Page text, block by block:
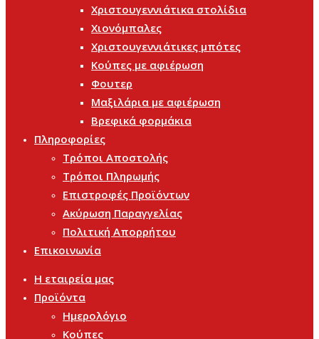
Χριστουγεννιάτικα στολίδια
Χιονόμπαλες
Χριστουγεννιάτικες μπότες
Κούπες με αφιέρωση
Φουτερ
Μαξιλάρια με αφιέρωση
Βρεφικά φορμάκια
Πληροφορίες
Τρόποι Αποστολής
Τρόποι Πληρωμής
Επιστροφές Προϊόντων
Ακύρωση Παραγγελίας
Πολιτική Απορρήτου
Επικοινωνία
Η εταιρεία μας
Προϊόντα
Ημερολόγιο
Κούπες